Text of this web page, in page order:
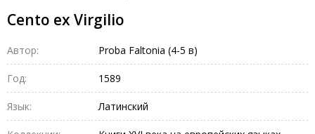
Cento ex Virgilio
Автор: Proba Faltonia (4-5 в)
Год: 1589
Язык: Латинский